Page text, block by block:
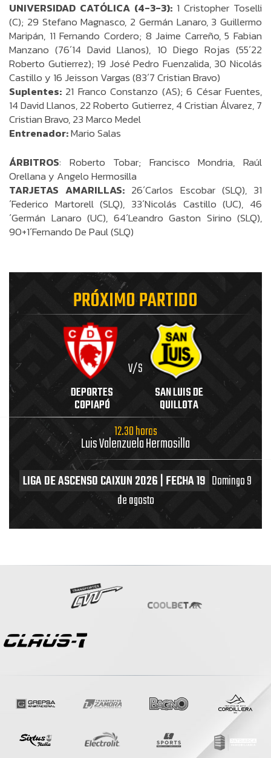
UNIVERSIDAD CATÓLICA (4-3-3): 1 Cristopher Toselli
(C); 29 Stefano Magnasco, 2 Germán Lanaro, 3 Guillermo
Maripán, 11 Fernando Cordero; 8 Jaime Carreño, 5 Fabian
Manzano (76´14 David Llanos), 10 Diego Rojas (55´22
Roberto Gutierrez); 19 José Pedro Fuenzalida, 30 Nicolás
Castillo y 16 Jeisson Vargas (83´7 Cristian Bravo)
Suplentes: 21 Franco Constanzo (AS); 6 César Fuentes,
14 David Llanos, 22 Roberto Gutierrez, 4 Cristian Álvarez, 7
Cristian Bravo, 23 Marco Medel
Entrenador:Mario Salas
ÁRBITROS: Roberto Tobar; Francisco Mondria, Raúl
Orellana y Angelo Hermosilla
TARJETAS AMARILLAS: 26´Carlos Escobar (SLQ), 31
´Federico Martorell (SLQ), 33´Nicolás Castillo (UC), 46
´Germán Lanaro (UC), 64´Leandro Gaston Sirino (SLQ),
90+1´Fernando De Paul (SLQ)
PRÓXIMO PARTIDO
DEPORTES
COPIAPÓ
V/S
SAN LUIS DE
QUILLOTA
12.30 horas
Luis Valenzuela Hermosilla
LIGA DE ASCENSO CAIXUN 2026 | FECHA 19 Domingo 9
de agosto